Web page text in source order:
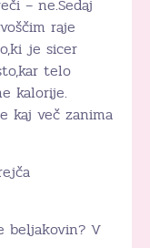
– ne.Sedaj
raje
je sicer
telo
kalorije.
kaj več zanima
beljakovin? V